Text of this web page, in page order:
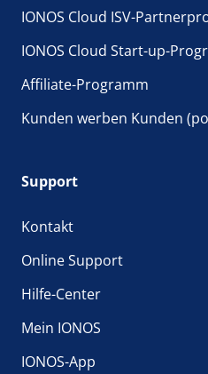
IONOS Cloud ISV-
IONOS Cloud Start-up-
Affiliate-Programm
Kunden werben Kunden
Support
Kontakt
Online Support
Hilfe-Center
Mein IONOS
IONOS-App